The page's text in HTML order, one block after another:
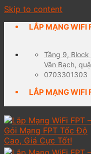
Skip to content
LẮP MẠNG WIFI
Tầng 9, Block
Văn Bạch,
0703301303
LẮP MẠNG WIFI